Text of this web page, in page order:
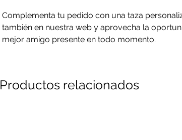
Complementa tu pedido con una taza
también en nuestra web y aprovecha la
mejor amigo presente en todo momento.
Productos relacionados